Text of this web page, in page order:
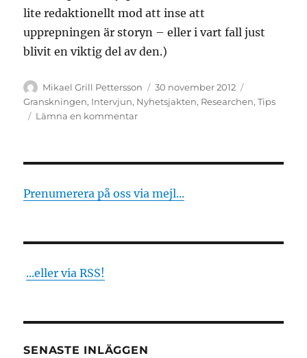
lite redaktionellt mod att inse att
upprepningen är storyn – eller i vart fall just
blivit en viktig del av den.)
Författare
Mikael Grill Pettersson
Publicerat
den
30 november 2012
Granskningen, Intervjun, Nyhetsjakten, Researchen,Tips
Lämna en kommentartill
del
3
Prenumerera på oss via mejl...
...eller via RSS!
SENASTE INLÄGGEN